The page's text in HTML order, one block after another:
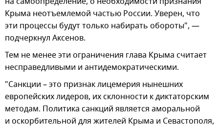
Крыма неотъемлемой частью России. Уверен, что
эти процессы будут только набирать обороты", —
подчеркнул Аксенов.
Тем не менее эти ограничения глава Крыма считает
несправедливыми и антидемократическими.
"Санкции – это признак лицемерия нынешних
европейских лидеров, их склонности к диктаторским
методам. Политика санкций является аморальной
и оскорбительной для жителей Крыма и Севастополя,